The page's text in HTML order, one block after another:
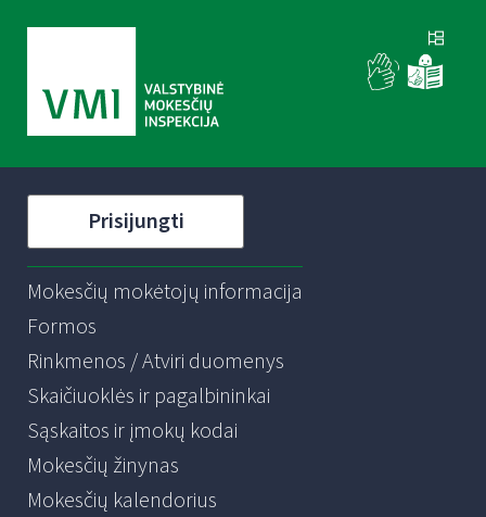
Prisijungti
Mokesčių mokėtojų informacija
Formos
Rinkmenos / Atviri duomenys
Skaičiuoklės ir pagalbininkai
Sąskaitos ir įmokų kodai
Mokesčių žinynas
Mokesčių kalendorius